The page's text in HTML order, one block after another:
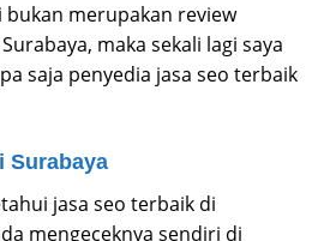
merupakan review
maka sekali lagi saya
saja penyedia jasa seo terbaik
Surabaya
jasa seo terbaik di
mengeceknya sendiri di